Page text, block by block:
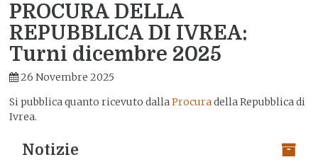
PROCURA DELLA
REPUBBLICA DI IVREA:
Turni dicembre 2025
26 Novembre 2025
Si pubblica quanto ricevuto dallaProcuradella Repubblica di
Ivrea.
Notizie